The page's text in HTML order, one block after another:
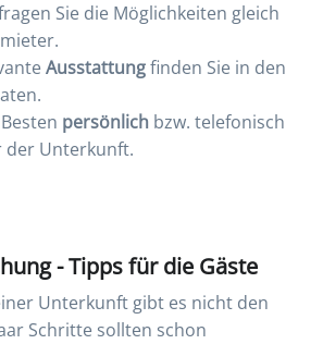
Sie die Möglichkeiten gleich
Ausstattungfinden Sie in den
persönlich bzw. telefonisch
der Unterkunft.
- Tipps für die Gäste
Unterkunft gibt es nicht den
Schritte sollten schon